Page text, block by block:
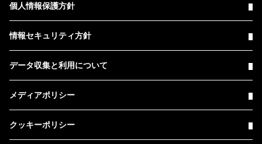
個人情報保護方針
情報セキュリティ方針
データ収集と利用について
メディアポリシー
クッキーポリシー